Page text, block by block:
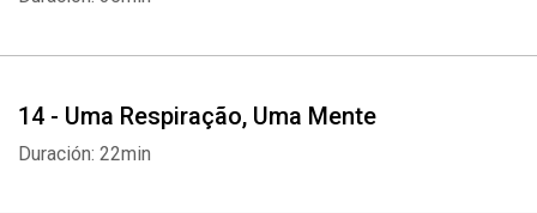
14 - Uma Respiração, Uma Mente
Duración: 22min